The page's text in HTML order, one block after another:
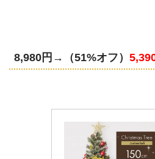
8,980円→ （51%オフ）